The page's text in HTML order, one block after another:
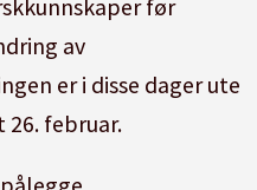
før
av
er i disse dager ute
26. februar.